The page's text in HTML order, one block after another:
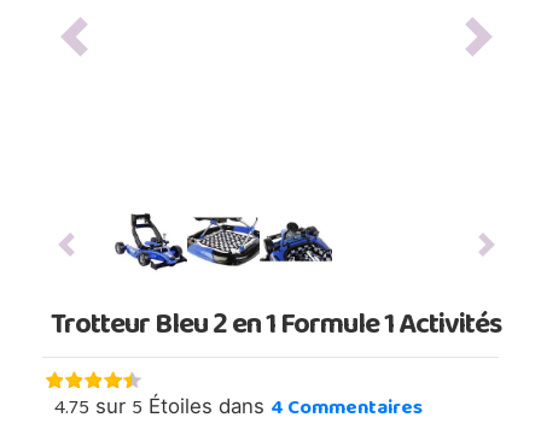
Previous Next
Previous Next
Trotteur Bleu 2 en 1 Formule 1 Activités
4.75 sur 5 Étoiles dans 4Commentaires